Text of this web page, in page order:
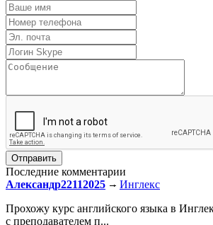
Последние комментарии
Александр22112025
Инглекс
Прохожу курс английского языка в
с преподавателем п...